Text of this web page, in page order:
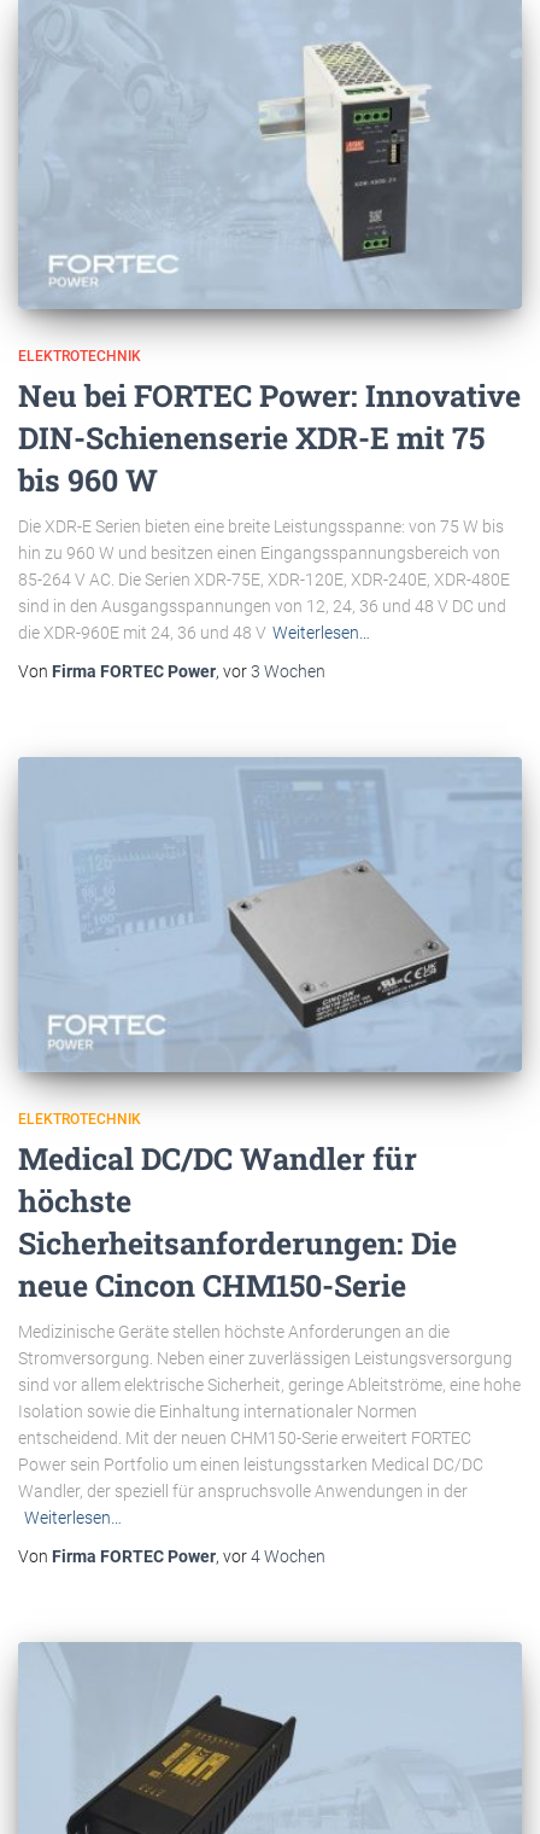
ELEKTROTECHNIK
Neu bei FORTEC Power: Innovative
DIN-Schienenserie XDR-E mit 75
bis 960 W
Die XDR-E Serien bieten eine breite Leistungsspanne: von 75 W bis
hin zu 960 W und besitzen einen Eingangsspannungsbereich von
85-264 V AC. Die Serien XDR-75E, XDR-120E, XDR-240E, XDR-480E
sind in den Ausgangsspannungen von 12, 24, 36 und 48 V DC und
die XDR-960E mit 24, 36 und 48 V Weiterlesen…
Von Firma FORTEC Power, vor3 Wochen
ELEKTROTECHNIK
Medical DC/DC Wandler für
höchste
Sicherheitsanforderungen: Die
neue Cincon CHM150-Serie
Medizinische Geräte stellen höchste Anforderungen an die
Stromversorgung. Neben einer zuverlässigen Leistungsversorgung
sind vor allem elektrische Sicherheit, geringe Ableitströme, eine hohe
Isolation sowie die Einhaltung internationaler Normen
entscheidend. Mit der neuen CHM150-Serie erweitert FORTEC
Power sein Portfolio um einen leistungsstarken Medical DC/DC
Wandler, der speziell für anspruchsvolle Anwendungen in der
Weiterlesen…
Von Firma FORTEC Power, vor4 Wochen